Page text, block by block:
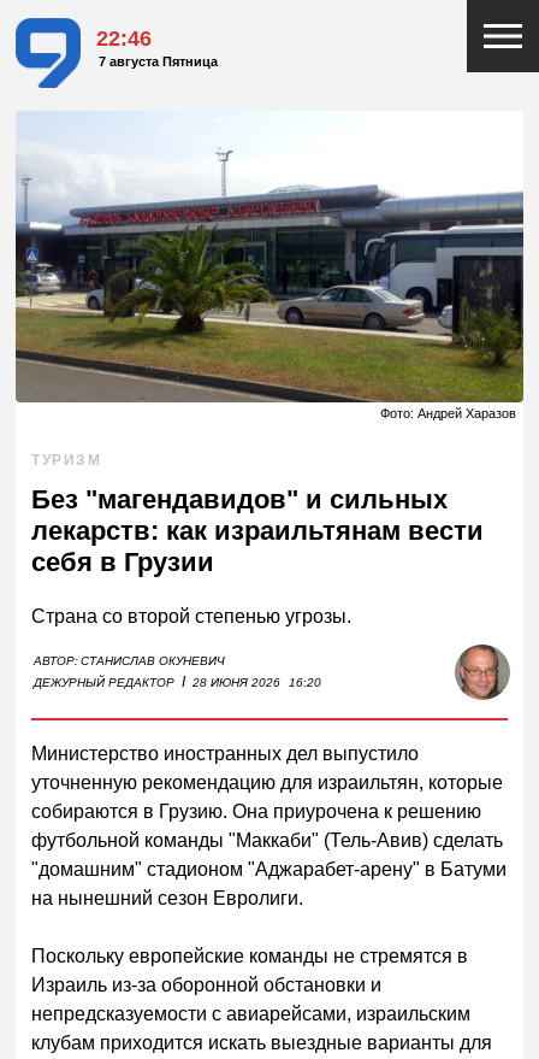
22:46
7 августа Пятница
Фото: Андрей Харазов
ТУРИЗМ
Без "магендавидов" и сильных
лекарств: как израильтянам вести
себя в Грузии
Страна со второй степенью угрозы.
АВТОР:СТАНИСЛАВ ОКУНЕВИЧ
ДЕЖУРНЫЙ РЕДАКТОР I 28 ИЮНЯ 2026 16:20
Министерство иностранных дел выпустило
уточненную рекомендацию для израильтян, которые
собираются в Грузию. Она приурочена к решению
футбольной команды "Маккаби" (Тель-Авив) сделать
"домашним" стадионом "Аджарабет-арену" в Батуми
на нынешний сезон Евролиги.
Поскольку европейские команды не стремятся в
Израиль из-за оборонной обстановки и
непредсказуемости с авиарейсами, израильским
клубам приходится искать выездные варианты для